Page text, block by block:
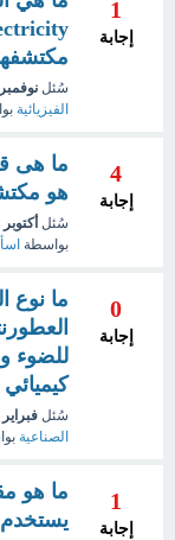
1
إجابة
سُئل نوفمبر 10، 2019
الفيزيائية
4
إجابة
ما هى
هو
سُئل أكتوبر 2، 2019
بواسطة
0
إجابة
ما نوع
للضوء
سُئل فبراير 5، 2021
الصناعية
1
إجابة